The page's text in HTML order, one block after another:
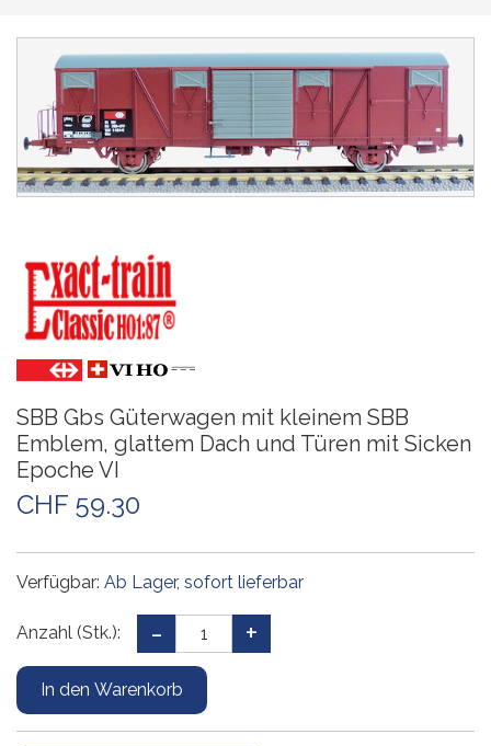
SBB Gbs Güterwagen mit kleinem SBB
Emblem, glattem Dach und Türen mit Sicken
Epoche VI
CHF 59.30
Verfügbar: Ab Lager, sofort lieferbar
Anzahl (Stk.):